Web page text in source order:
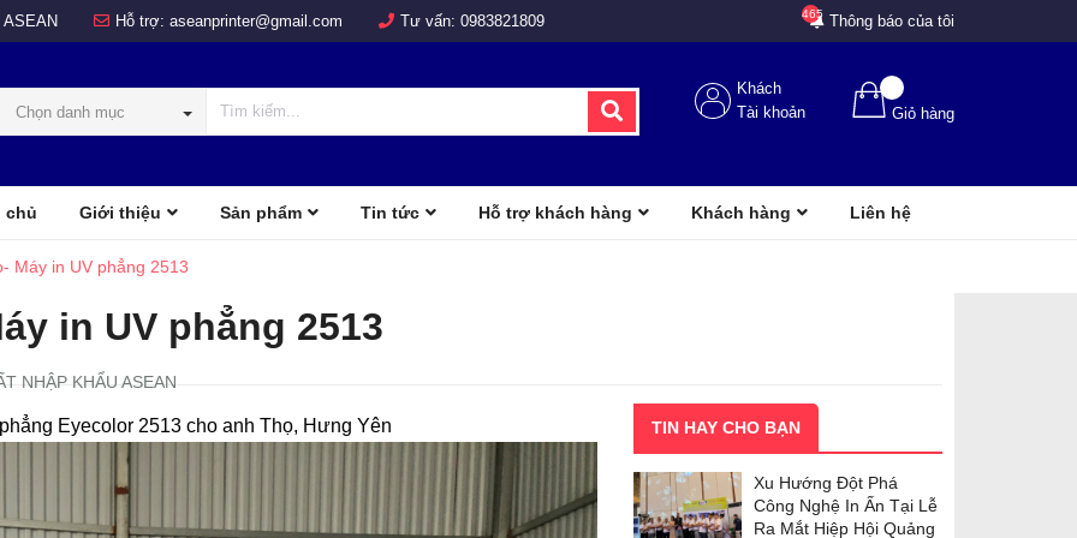
Hỗ trợ: aseanprinter@gmail.com Tư vấn: 0983821809 Thông báo của tôi
465
Chọn danh mục Giỏ hàng
Khách
Tài khoản
chủ Giới thiệu Sản phẩm Tin tức Hỗ trợ khách hàng Khách hàng Liên hệ
Máy in UV phẳng 2513
in UV phẳng 2513
NHẬP KHẨU ASEAN
Eyecolor 2513 cho anh Thọ, Hưng Yên TIN HAY CHO BẠN
Xu Hướng Đột Phá
Công Nghệ In Ấn Tại Lễ
Ra Mắt Hiệp Hội Quảng